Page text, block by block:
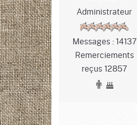
Administrateur
Messages : 14137
Remerciements
reçus 12857